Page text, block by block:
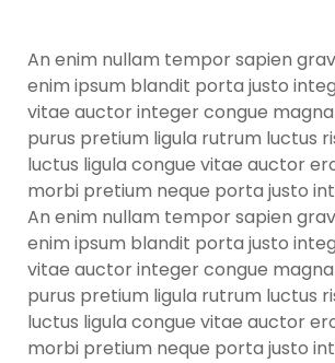
An enim nullam tempor sapien
enim ipsum blandit porta justo
vitae auctor integer congue
purus pretium ligula rutrum luctus
luctus ligula congue vitae auctor
morbi pretium neque porta justo
An enim nullam tempor sapien
enim ipsum blandit porta justo
vitae auctor integer congue
purus pretium ligula rutrum luctus
luctus ligula congue vitae auctor
morbi pretium neque porta justo